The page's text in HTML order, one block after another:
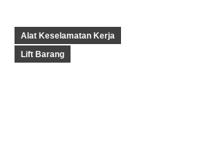
Alat Keselamatan Kerja
Lift Barang